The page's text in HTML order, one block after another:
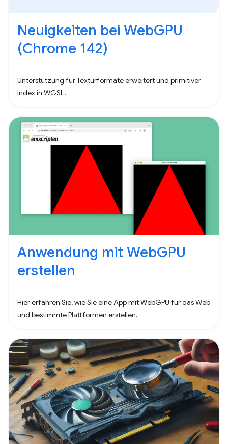
Neuigkeiten bei WebGPU
(Chrome 142)
Unterstützung für Texturformate erweitert und primitiver
Index in WGSL.
Anwendung mit WebGPU
erstellen
Hier erfahren Sie, wie Sie eine App mit WebGPU für das Web
und bestimmte Plattformen erstellen.